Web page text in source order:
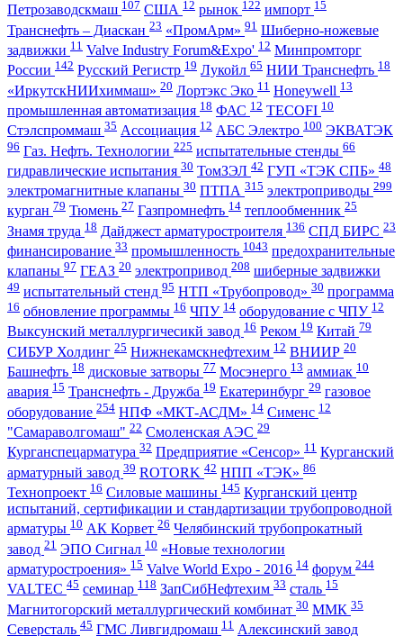
Петрозаводскмаш 107 США 12 рынок 122 импорт 15
Транснефть – Диаскан 23 «ПромАрм» 91 Шиберно-ножевые
задвижки 11 Valve Industry Forum&Expo' 12 Минпромторг
России 142 Русский Регистр 19 Лукойл 65 НИИ Транснефть 18
«ИркутскНИИхиммаш» 20 Лортэкс Эко 11 Honeywell 13
промышленная автоматизация 18 ФАС 12 TECOFI 10
Стэлспроммаш 35 Ассоциация 12 АБС Электро 100 ЭКВАТЭК
96 Газ. Нефть. Технологии 225 испытательные стенды 66
гидравлические испытания 30 ТомЗЭЛ 42 ГУП «ТЭК СПБ» 48
электромагнитные клапаны 30 ПТПА 315 электроприводы 299
курган 79 Тюмень 27 Газпромнефть 14 теплообменник 25
Знамя труда 18 Дайджест арматуростроителя 136 СПД БИРС 23
финансирование 33 промышленность 1043 предохранительные
клапаны 97 ГЕАЗ 20 электропривод 208 шиберные задвижки
49 испытательный стенд 95 НТП «Трубопровод» 30 программа
16 обновление программы 16 ЧПУ 14 оборудование с ЧПУ 12
Выксунский металлургичесикй завод 16 Реком 19 Китай 79
СИБУР Холдинг 25 Нижнекамскнефтехим 12 ВНИИР 20
Башнефть 18 дисковые затворы 77 Мосэнерго 13 аммиак 10
авария 15 Транснефть - Дружба 19 Екатеринбург 29 газовое
оборудование 254 НПФ «МКТ-АСДМ» 14 Сименс 12
"Самараволгомаш" 22 Смоленская АЭС 29
Курганспецарматура 32 Предприятие «Сенсор» 11 Курганский
арматурный завод 39 ROTORK 42 НПП «ТЭК» 86
Технопроект 16 Силовые машины 145 Курганский центр
испытаний, сертификации и стандартизации трубопроводной
арматуры 10 АК Корвет 26 Челябинский трубопрокатный
завод 21 ЭПО Сигнал 10 «Новые технологии
арматуростроения» 15 Valve World Expo - 2016 14 форум 244
VALTEC 45 семинар 118 ЗапСибНефтехим 33 сталь 15
Магнитогорский металлургический комбинат 30 ММК 35
Северсталь 45 ГМС Ливгидромаш 11 Алексинский завод